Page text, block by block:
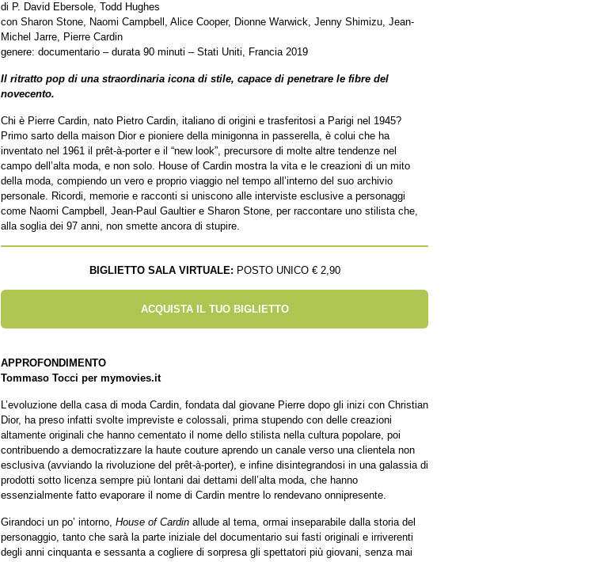
di P. David Ebersole, Todd Hughes
con Sharon Stone, Naomi Campbell, Alice Cooper, Dionne Warwick, Jenny Shimizu, Jean-
Michel Jarre, Pierre Cardin
genere: documentario – durata 90 minuti – Stati Uniti, Francia 2019
Il ritratto pop di una straordinaria icona di stile, capace di penetrare le fibre del
novecento.
Chi è Pierre Cardin, nato Pietro Cardin, italiano di origini e trasferitosi a Parigi nel 1945?
Primo sarto della maison Dior e pioniere della minigonna in passerella, è colui che ha
inventato nel 1961 il prêt-à-porter e il “new look”, precursore di molte altre tendenze nel
campo dell’alta moda, e non solo. House of Cardin mostra la vita e le creazioni di un mito
della moda, compiendo un vero e proprio viaggio nel tempo all’interno del suo archivio
personale. Ricordi, memorie e racconti si uniscono alle interviste esclusive a personaggi
come Naomi Campbell, Jean-Paul Gaultier e Sharon Stone, per raccontare uno stilista che,
alla soglia dei 97 anni, non smette ancora di stupire.
BIGLIETTO SALA VIRTUALE: POSTO UNICO € 2,90
ACQUISTA IL TUO BIGLIETTO
APPROFONDIMENTO
Tommaso Tocci per mymovies.it
L’evoluzione della casa di moda Cardin, fondata dal giovane Pierre dopo gli inizi con Christian
Dior, ha preso infatti svolte impreviste e colossali, prima stupendo con delle creazioni
altamente originali che hanno cementato il nome dello stilista nella cultura popolare, poi
contribuendo a democratizzare la haute couture aprendo un canale verso una clientela non
esclusiva (avviando la rivoluzione del prêt-à-porter), e infine disintegrandosi in una galassia di
prodotti sotto licenza sempre più lontani dai dettami dell’alta moda, che hanno
essenzialmente fatto evaporare il nome di Cardin mentre lo rendevano onnipresente.
Girandoci un po’ intorno, House of Cardin allude al tema, ormai inseparabile dalla storia del
personaggio, tanto che sarà la parte iniziale del documentario sui fasti originali e irriverenti
degli anni cinquanta e sessanta a cogliere di sorpresa gli spettatori più giovani, senza mai